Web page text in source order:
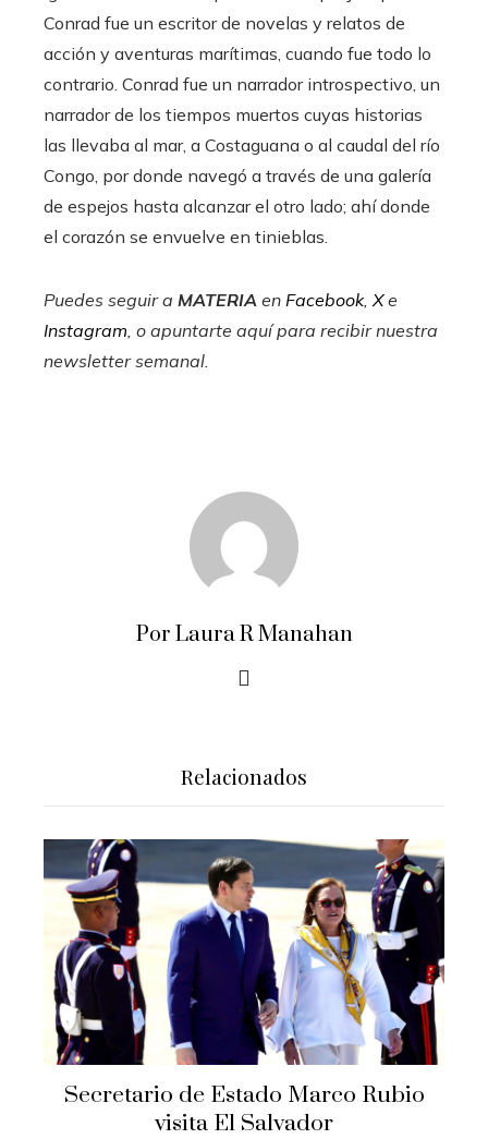
Conrad fue un escritor de novelas y relatos de
acción y aventuras marítimas, cuando fue todo lo
contrario. Conrad fue un narrador introspectivo, un
narrador de los tiempos muertos cuyas historias
las llevaba al mar, a Costaguana o al caudal del río
Congo, por donde navegó a través de una galería
de espejos hasta alcanzar el otro lado; ahí donde
el corazón se envuelve en tinieblas.
Puedes seguir a MATERIA en Facebook,Xe
Instagram, o apuntarte aquí para recibirnuestra
newsletter semanal.
Por Laura R Manahan
Relacionados
Secretario de Estado Marco Rubio
visita El Salvador